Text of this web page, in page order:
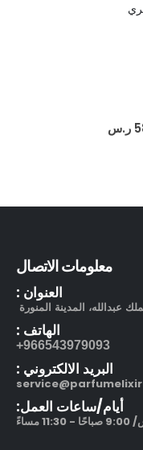
ر.س
معلومات الاتصال
العنوان :
عبدالله، المدينة المنورة
الهاتف :
966543979093+
البريد الالكتروني :
أيام/ساعات العمل: